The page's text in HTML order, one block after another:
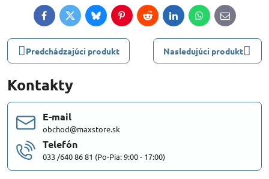
FacebookTwitterBlueskyPinterestRedditLinkedInWhatsApp
E-
mail
Predchádzajúci produkt Nasledujúci produkt
Kontakty
E-mail
obchod@maxstore.sk
Telefón
033 /640 86 81 (Po-Pia: 9:00 - 17:00)